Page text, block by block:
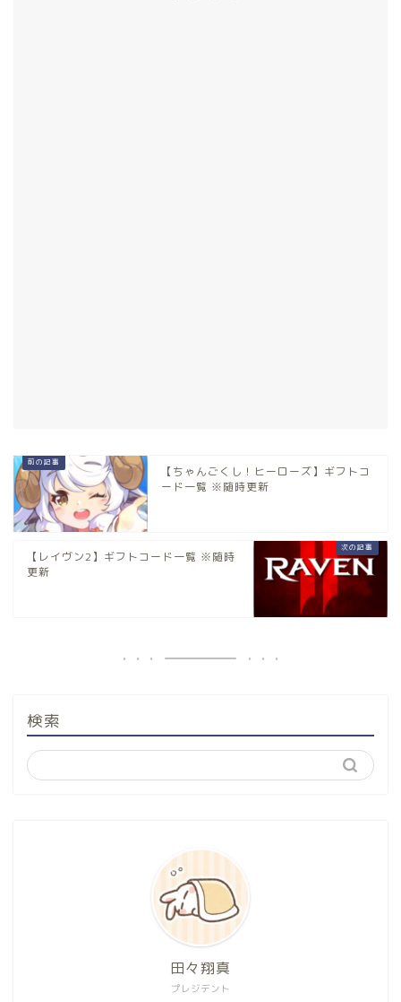
【ちゃんごくし！ヒーローズ】ギフトコ
ード一覧 ※随時更新
【レイヴン2】ギフトコード一覧 ※随時
更新
検索
プレジデント
田々翔真